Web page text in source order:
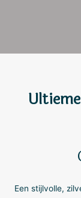
Een stijlvolle,